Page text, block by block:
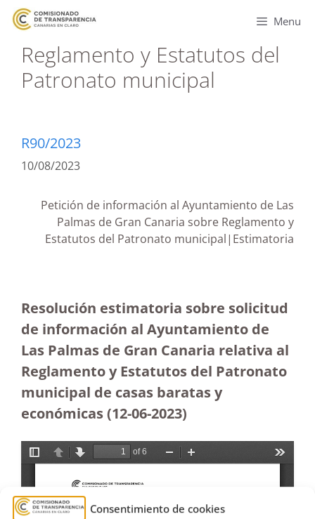
Consentimiento de cookies
Menu
Reglamento y Estatutos del
Patronato municipal
R90/2023
10/08/2023
Petición de información al Ayuntamiento de Las
Palmas de Gran Canaria sobre Reglamento y
Estatutos del Patronato municipal|Estimatoria
Resolución estimatoria sobre solicitud
de información al Ayuntamiento de
Las Palmas de Gran Canaria relativa al
Reglamento y Estatutos del Patronato
municipal de casas baratas y
económicas (12-06-2023)